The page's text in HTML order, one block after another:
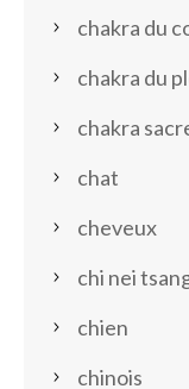
chakra du
chakra du
chakra
chat
cheveux
chi nei
chien
chinois